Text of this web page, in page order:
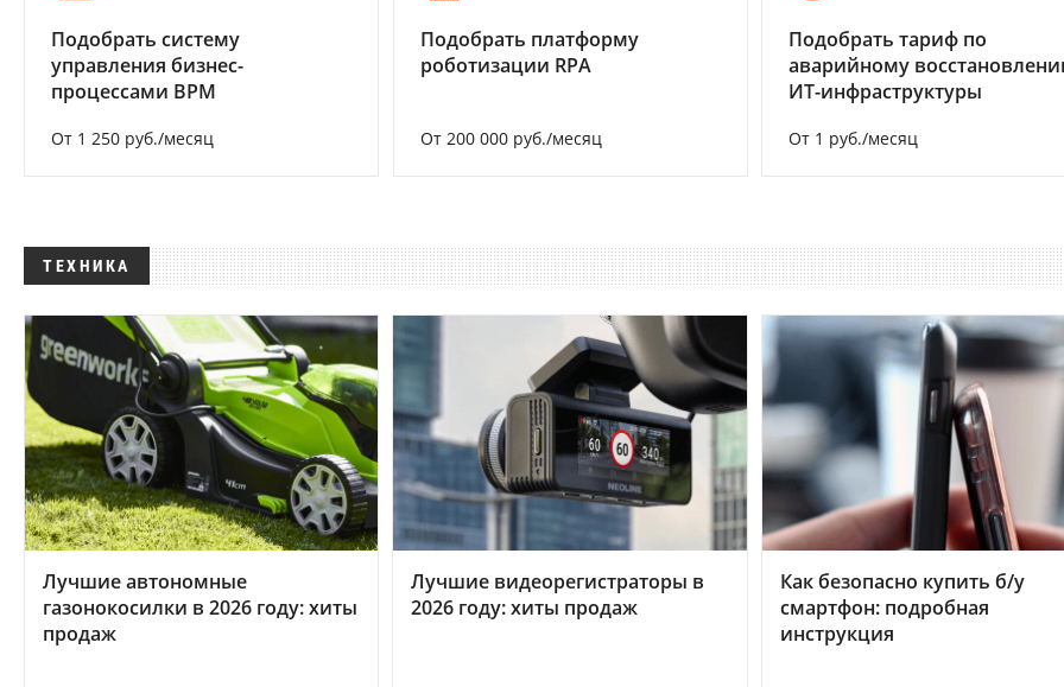
Подобрать систему
управления бизнес-
процессами BPM
От 1 250 руб./месяц
Подобрать платформу
роботизации RPA
От 200 000 руб./месяц
Подобрать тариф по
аварийному
ИТ-инфраструктуры
От 1 руб./месяц
ТЕХНИКА
Лучшие автономные
газонокосилки в 2026 году: хиты
продаж
Лучшие видеорегистраторы в
2026 году: хиты продаж
Как безопасно купить б/у
смартфон: подробная
инструкция